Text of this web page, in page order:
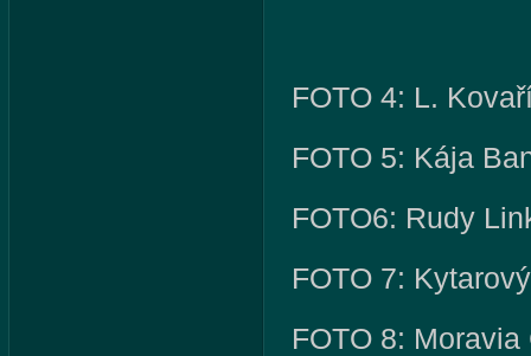
FOTO 4: L.
FOTO 5: Kája
FOTO6: Rudy
FOTO 7:
FOTO 8: